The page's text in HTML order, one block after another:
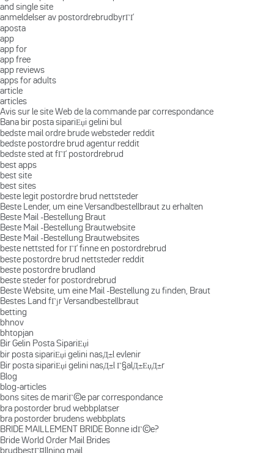
and single site
anmeldelser av postordrebrudbyrГҐ
aposta
app
app for
app free
app reviews
apps for adults
article
articles
Avis sur le site Web de la commande par correspondance
Bana bir posta sipariЕџi gelini bul
bedste mail ordre brude websteder reddit
bedste postordre brud agentur reddit
bedste sted at fГҐ postordrebrud
best apps
best site
best sites
beste legit postordre brud nettsteder
Beste Lender, um eine Versandbestellbraut zu erhalten
Beste Mail -Bestellung Braut
Beste Mail -Bestellung Brautwebsite
Beste Mail -Bestellung Brautwebsites
beste nettsted for ГҐ finne en postordrebrud
beste postordre brud nettsteder reddit
beste postordre brudland
beste steder for postordrebrud
Beste Website, um eine Mail -Bestellung zu finden, Braut
Bestes Land fГјr Versandbestellbraut
betting
bhnov
bhtopjan
Bir Gelin Posta SipariЕџi
bir posta sipariЕџi gelini nasД±l evlenir
Bir posta sipariЕџi gelini nasД±l Г§alД±ЕџД±r
Blog
blog-articles
bons sites de mariГ©e par correspondance
bra postorder brud webbplatser
bra postorder brudens webbplats
BRIDE MAILLEMENT BRIDE Bonne idГ©e?
Bride World Order Mail Brides
brudbestГ¤llning mail